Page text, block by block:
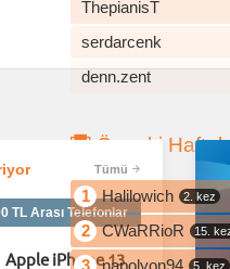
ThepianisT
serdarcenk
denn.zent
Önceki
1 Halilowich 2. kez
2 CWaRRioR 15.
5. kez
Tümü
TL Arası Telefonlar
Apple iPhone 13